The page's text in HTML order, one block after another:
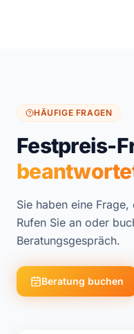
HÄUFIGE FRAGEN
Festpreis-
Sie haben eine
Rufen Sie an oder
Beratungsgespräch.
Beratung buchen